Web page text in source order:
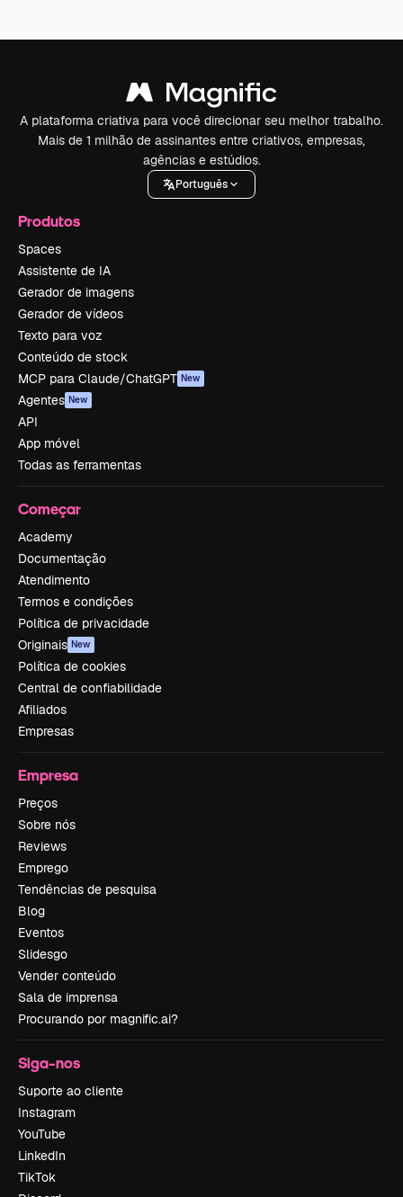
A plataforma criativa para você direcionar seu melhor trabalho.
Mais de 1 milhão de assinantes entre criativos, empresas,
agências e estúdios.
Português
Produtos
Spaces
Assistente de IA
Gerador de imagens
Gerador de vídeos
Texto para voz
Conteúdo de stock
MCP para Claude/ChatGPT New
Agentes New
API
App móvel
Todas as ferramentas
Começar
Academy
Documentação
Atendimento
Termos e condições
Política de privacidade
Originais New
Política de cookies
Central de confiabilidade
Afiliados
Empresas
Empresa
Preços
Sobre nós
Reviews
Emprego
Tendências de pesquisa
Blog
Eventos
Slidesgo
Vender conteúdo
Sala de imprensa
Procurando por magnific.ai?
Siga-nos
Suporte ao cliente
Instagram
YouTube
LinkedIn
TikTok